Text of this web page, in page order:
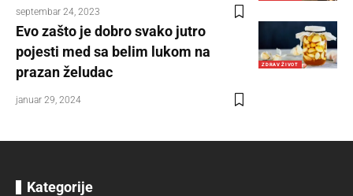
septembar 24, 2023
ZDRAV ŽIVOT
Evo zašto je dobro svako jutro
pojesti med sa belim lukom na
prazan želudac
januar 29, 2024
Kategorije